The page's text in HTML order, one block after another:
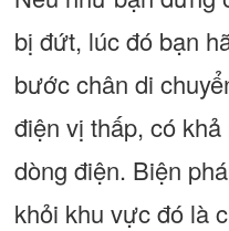
bị đứt, lúc đó bạn
bước chân di
điện vị thấp, có
dòng điện. Biện
khỏi khu vực đó là